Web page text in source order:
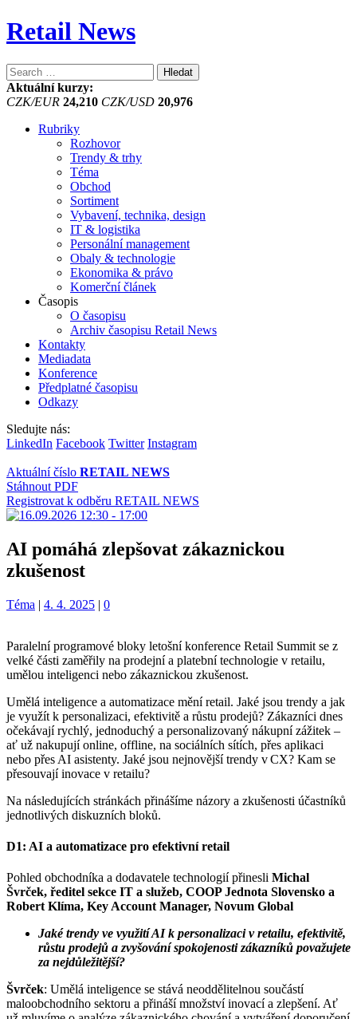
Retail News
Vyhledávání
Aktuální kurzy:
CZK/EUR 24,210 CZK/USD 20,976
Rubriky
Rozhovor
Trendy & trhy
Téma
Obchod
Sortiment
Vybavení, technika, design
IT & logistika
Personální management
Obaly & technologie
Ekonomika & právo
Komerční článek
Časopis
O časopisu
Archiv časopisu Retail News
Kontakty
Mediadata
Konference
Předplatné časopisu
Odkazy
Sledujte nás:
LinkedIn Facebook Twitter Instagram
Aktuální číslo RETAIL NEWS
Stáhnout PDF
Registrovat k odběru RETAIL NEWS
AI pomáhá zlepšovat zákaznickou
zkušenost
Kategorie:
Téma | 4. 4. 2025 | 0
Paralelní programové bloky letošní konference Retail Summit se z
velké části zaměřily na prodejní a platební technologie v retailu,
umělou inteligenci nebo zákaznickou zkušenost.
Umělá inteligence a automatizace mění retail. Jaké jsou trendy a jak
je využít k personalizaci, efektivitě a růstu prodejů? Zákazníci dnes
očekávají rychlý, jednoduchý a personalizovaný nákupní zážitek –
ať už nakupují online, offline, na sociálních sítích, přes aplikaci
nebo přes AI asistenty. Jaké jsou nejnovější trendy v CX? Kam se
přesouvají inovace v retailu?
Na následujících stránkách přinášíme názory a zkušenosti účastníků
jednotlivých diskuzních bloků.
D1: AI a automatizace pro efektivní retail
Pohled obchodníka a dodavatele technologií přinesli Michal
Švrček, ředitel sekce IT a služeb, COOP Jednota Slovensko a
Robert Klíma, Key Account Manager, Novum Global
Jaké trendy ve využití AI k personalizaci v retailu, efektivitě,
růstu prodejů a zvyšování spokojenosti zákazníků považujete
za nejdůležitější?
Švrček: Umělá inteligence se stává neoddělitelnou součástí
maloobchodního sektoru a přináší množství inovací a zlepšení. Ať